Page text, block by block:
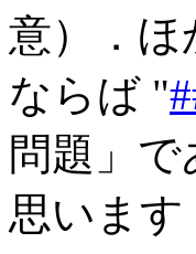
意）．ほ
ならば "
問題」
思います